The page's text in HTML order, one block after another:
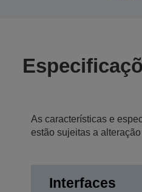
As características e
estão sujeitas a
Interfaces